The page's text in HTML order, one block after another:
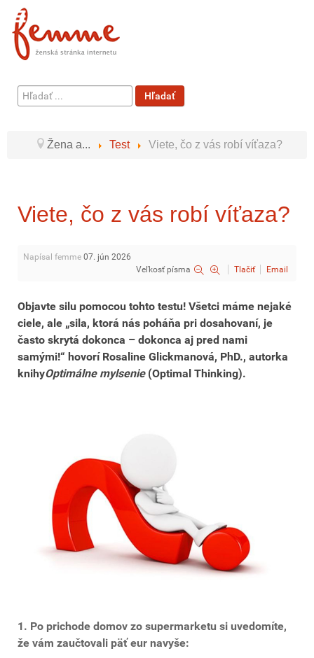
Hľadať
...
Hľadať
Žena a... Test Viete, čo z vás robí víťaza?
Viete, čo z vás robí víťaza?
Napísal femme 07. jún 2026
Veľkosť písma
Tlačiť Email
Objavte silu pomocou tohto testu! Všetci máme nejaké
ciele, ale „sila, ktorá nás poháňa pri dosahovaní, je
často skrytá dokonca – dokonca aj pred nami
samými!“ hovorí Rosaline Glickmanová, PhD., autorka
knihyOptimálne mylsenie(Optimal Thinking).
1. Po prichode domov zo supermarketu si uvedomíte,
že vám zaučtovali päť eur navyše: